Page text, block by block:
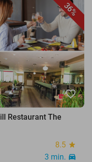
36%
favorite_border
Restaurant The
8.5 star
3 min. directions_car